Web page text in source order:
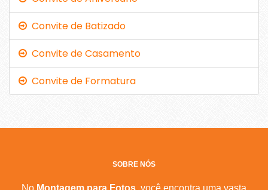
Convite de Batizado
Convite de Casamento
Convite de Formatura
SOBRE NÓS
No Montagem para Fotos, você encontra uma vasta